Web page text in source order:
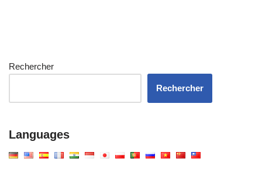
Rechercher
Rechercher
Languages